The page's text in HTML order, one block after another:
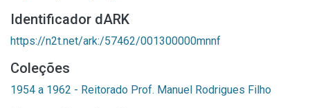
Identificador dARK
https://n2t.net/ark:/57462/001300000mnnf
Coleções
1954 a 1962 - Reitorado Prof. Manuel Rodrigues Filho